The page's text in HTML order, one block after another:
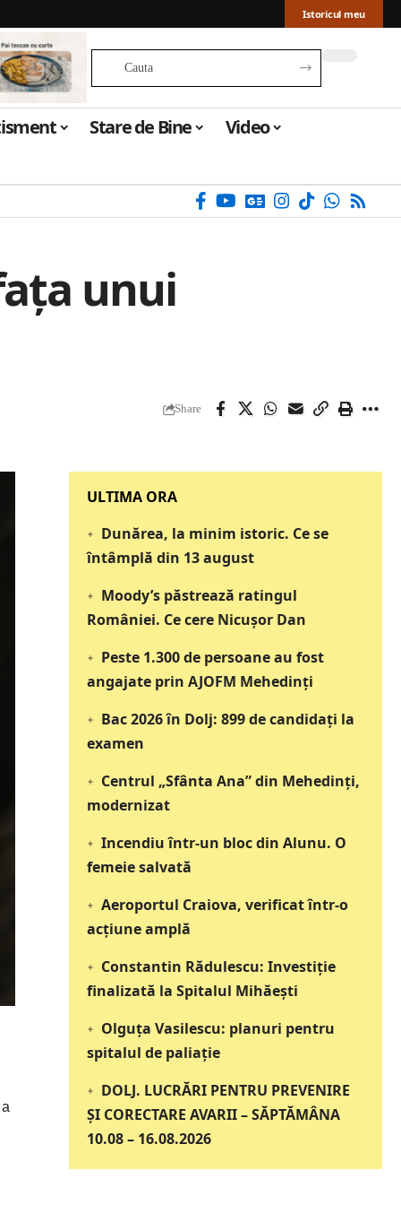
Istoricul meu
Stare de Bine
Video
unui
Share
‎‎‎‎‎‎‎ULTIMA ORA
Dunărea, la minim istoric. Ce se
întâmplă din 13 august
Moody’s păstrează ratingul
României. Ce cere Nicușor Dan
Peste 1.300 de persoane au fost
angajate prin AJOFM Mehedinți
Bac 2026 în Dolj: 899 de candidați la
examen
Centrul „Sfânta Ana” din Mehedinți,
modernizat
Incendiu într-un bloc din Alunu. O
femeie salvată
Aeroportul Craiova, verificat într-o
acțiune amplă
Constantin Rădulescu: Investiție
finalizată la Spitalul Mihăești
Olguța Vasilescu: planuri pentru
spitalul de paliație
DOLJ. LUCRĂRI PENTRU PREVENIRE
ȘI CORECTARE AVARII – SĂPTĂMÂNA
10.08 – 16.08.2026